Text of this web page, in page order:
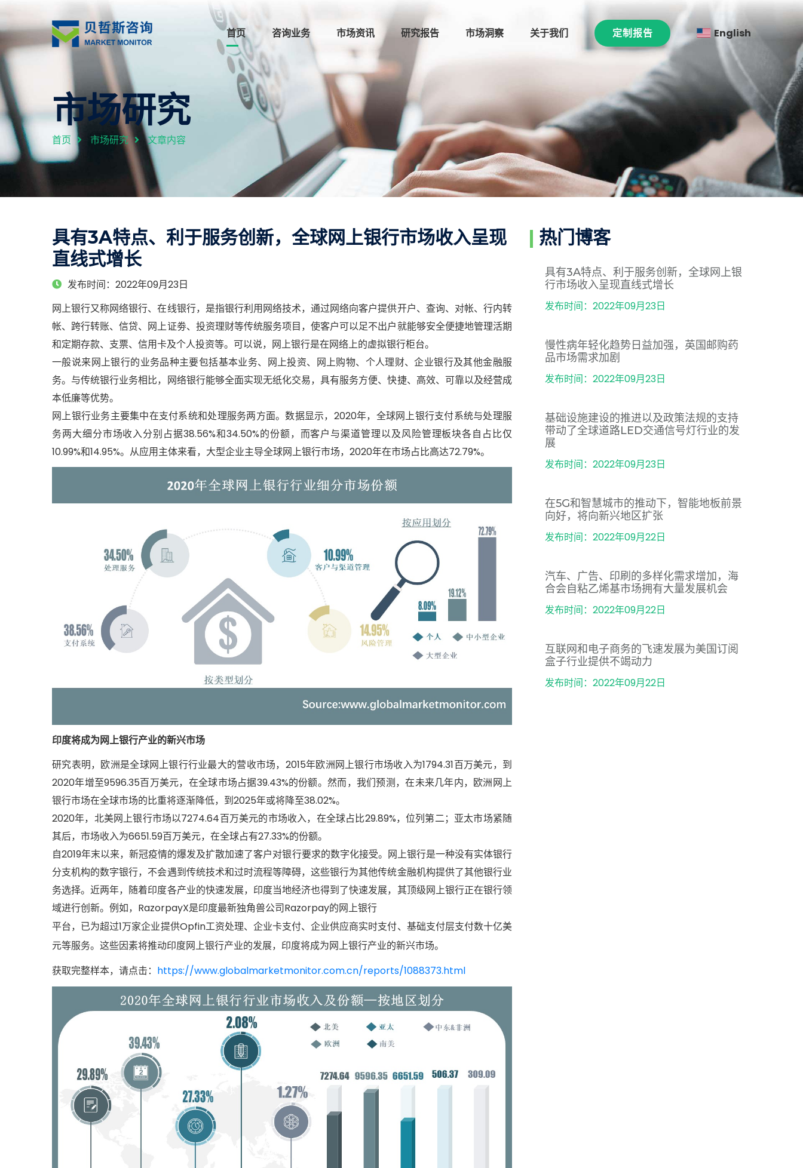
首页 咨询业务 市场资讯 研究报告 市场洞察 关于我们 定制报告 English
市场研究
首页 市场研究 文章内容
具有3A特点、利于服务创新，全球网上银行市场收入呈现
直线式增长
发布时间：2022年09月23日
网上银行又称网络银行、在线银行，是指银行利用网络技术，通过网络向客户提供开户、查询、对帐、行内转
帐、跨行转账、信贷、网上证劵、投资理财等传统服务项目，使客户可以足不出户就能够安全便捷地管理活期
和定期存款、支票、信用卡及个人投资等。可以说，网上银行是在网络上的虚拟银行柜台。
一般说来网上银行的业务品种主要包括基本业务、网上投资、网上购物、个人理财、企业银行及其他金融服
务。与传统银行业务相比，网络银行能够全面实现无纸化交易，具有服务方便、快捷、高效、可靠以及经营成
本低廉等优势。
网上银行业务主要集中在支付系统和处理服务两方面。数据显示，2020年，全球网上银行支付系统与处理服
务两大细分市场收入分别占据38.56%和34.50%的份额，而客户与渠道管理以及风险管理板块各自占比仅
10.99%和14.95%。从应用主体来看，大型企业主导全球网上银行市场，2020年在市场占比高达72.79%。
印度将成为网上银行产业的新兴市场
研究表明，欧洲是全球网上银行行业最大的营收市场，2015年欧洲网上银行市场收入为1794.31百万美元，到
2020年增至9596.35百万美元，在全球市场占据39.43%的份额。然而，我们预测，在未来几年内，欧洲网上
银行市场在全球市场的比重将逐渐降低，到2025年或将降至38.02%。
2020年，北美网上银行市场以7274.64百万美元的市场收入，在全球占比29.89%，位列第二；亚太市场紧随
其后，市场收入为6651.59百万美元，在全球占有27.33%的份额。
自2019年末以来，新冠疫情的爆发及扩散加速了客户对银行要求的数字化接受。网上银行是一种没有实体银行
分支机构的数字银行，不会遇到传统技术和过时流程等障碍，这些银行为其他传统金融机构提供了其他银行业
务选择。近两年，随着印度各产业的快速发展，印度当地经济也得到了快速发展，其顶级网上银行正在银行领
域进行创新。例如，RazorpayX是印度最新独角兽公司Razorpay的网上银行
平台，已为超过1万家企业提供Opfin工资处理、企业卡支付、企业供应商实时支付、基础支付层支付数十亿美
元等服务。这些因素将推动印度网上银行产业的发展，印度将成为网上银行产业的新兴市场。
获取完整样本，请点击： https://www.globalmarketmonitor.com.cn/reports/1088373.html
热门博客
具有3A特点、利于服务创新，全球网上银
行市场收入呈现直线式增长
发布时间：2022年09月23日
慢性病年轻化趋势日益加强，英国邮购药
品市场需求加剧
发布时间：2022年09月23日
基础设施建设的推进以及政策法规的支持
带动了全球道路LED交通信号灯行业的发
展
发布时间：2022年09月23日
在5G和智慧城市的推动下，智能地板前景
向好，将向新兴地区扩张
发布时间：2022年09月22日
汽车、广告、印刷的多样化需求增加，海
合会自粘乙烯基市场拥有大量发展机会
发布时间：2022年09月22日
互联网和电子商务的飞速发展为美国订阅
盒子行业提供不竭动力
发布时间：2022年09月22日